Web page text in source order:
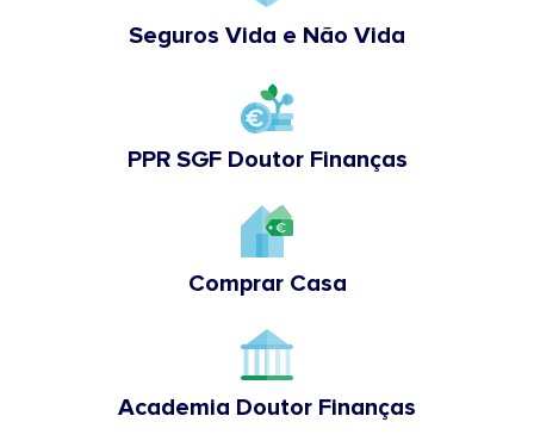
Seguros Vida e Não Vida
PPR SGF Doutor Finanças
Comprar Casa
Academia Doutor Finanças